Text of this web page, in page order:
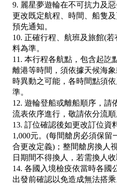
9. 麗星夢遊輪在不可抗力及
更改既定航程、時間、船隻
預先通知。
10. 正確行程、航班及旅館(
料為準。
11. 本行程各航點，包含起訖
離港等時間，須依據天候海
時異動之可能，各時間點須依
準。
12. 遊輪登船或離船順序，請
流表依序進行，敬請依分流順
13. 訂位確認後如更改訂位資
1,000元。(每間艙房必須保
合更改定義)；整間艙房換人
日期間不得換人，若需換人
14. 各國入境檢疫依當時各國
出發前確認以免造成無法搭乘